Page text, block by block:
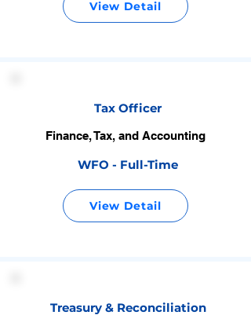
View Detail
Tax Officer
Finance, Tax, and Accounting
WFO - Full-Time
View Detail
Treasury & Reconciliation